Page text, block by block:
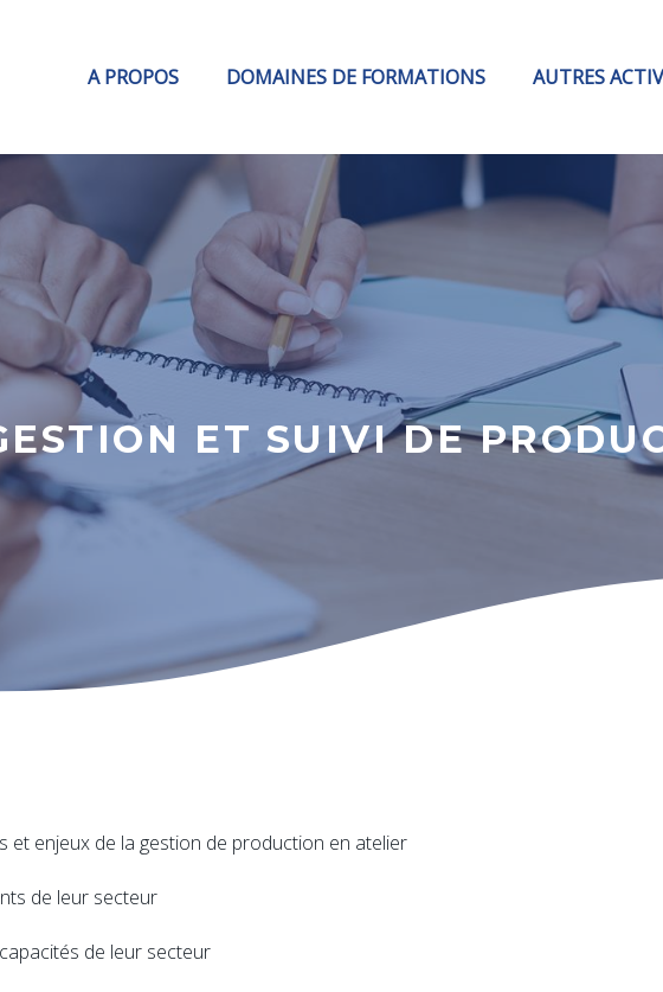
A PROPOS DOMAINES DE FORMATIONS AUTRES
ET SUIVI DE
et enjeux de la gestion de production en atelier
de leur secteur
de leur secteur